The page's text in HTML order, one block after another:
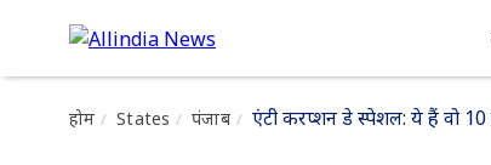
होम States पंजाब एंटी करप्शन डे स्पेशल: ये हैं वो